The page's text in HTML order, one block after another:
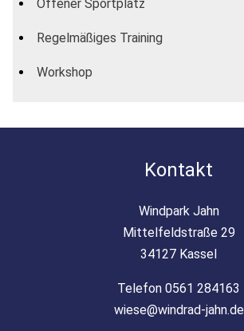
Offener Sportplatz
Regelmäßiges Training
Workshop
Kontakt
Windpark Jahn
Mittelfeldstraße 29
34127 Kassel
Telefon 0561 284163
wiese@windrad-jahn.de